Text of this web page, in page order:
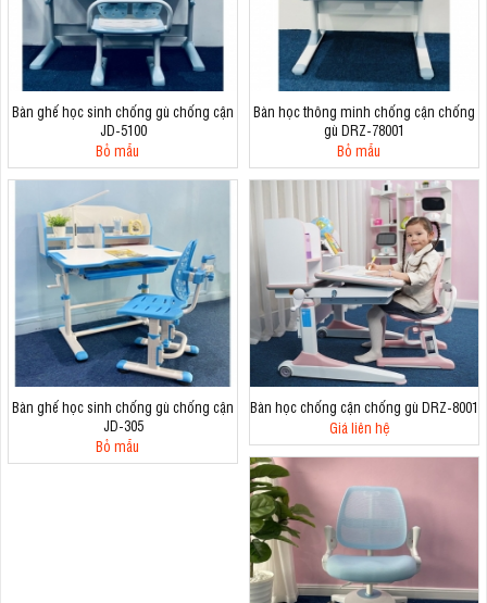
Bàn ghế học sinh chống gù chống cận
JD-5100
Bỏ mẫu
Bàn học thông minh chống cận chống
gù DRZ-78001
Bỏ mẫu
Bàn ghế học sinh chống gù chống cận
JD-305
Bỏ mẫu
Bàn học chống cận chống gù DRZ-8001
Giá liên hệ